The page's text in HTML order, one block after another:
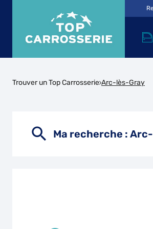
Trouver un Top Carrosserie Arc-lès-Gray
Ma recherche : Arc-